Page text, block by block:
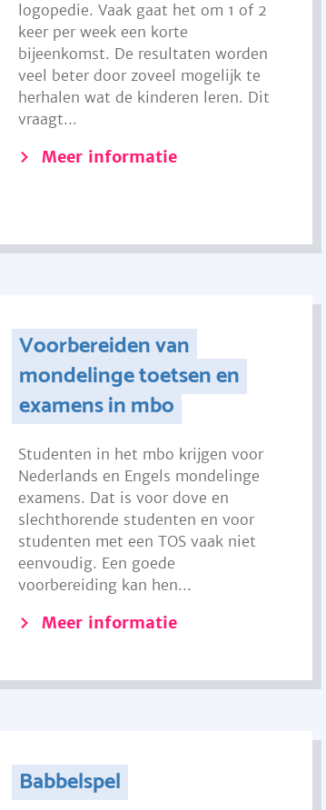
logopedie. Vaak gaat het om 1 of 2
keer per week een korte
bijeenkomst. De resultaten worden
veel beter door zoveel mogelijk te
herhalen wat de kinderen leren. Dit
vraagt...
Meer informatie
Voorbereiden van
mondelinge toetsen en
examens in mbo
Studenten in het mbo krijgen voor
Nederlands en Engels mondelinge
examens. Dat is voor dove en
slechthorende studenten en voor
studenten met een TOS vaak niet
eenvoudig. Een goede
voorbereiding kan hen...
Meer informatie
Babbelspel